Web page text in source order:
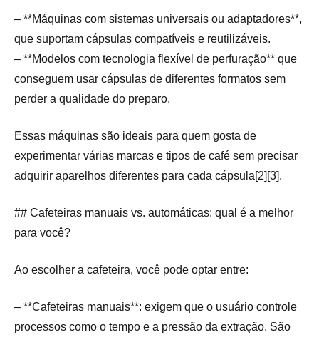
– **Máquinas com sistemas universais ou adaptadores**,
que suportam cápsulas compatíveis e reutilizáveis.
– **Modelos com tecnologia flexível de perfuração** que
conseguem usar cápsulas de diferentes formatos sem
perder a qualidade do preparo.
Essas máquinas são ideais para quem gosta de
experimentar várias marcas e tipos de café sem precisar
adquirir aparelhos diferentes para cada cápsula[2][3].
## Cafeteiras manuais vs. automáticas: qual é a melhor
para você?
Ao escolher a cafeteira, você pode optar entre:
– **Cafeteiras manuais**: exigem que o usuário controle
processos como o tempo e a pressão da extração. São